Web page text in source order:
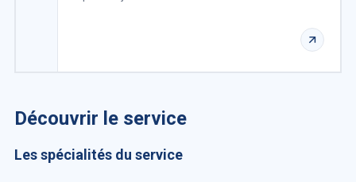
Découvrir le service
Les spécialités du service